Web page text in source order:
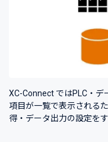
XC-Connect ではPLC・
項目が一覧で表示される
得・データ出力の設定を